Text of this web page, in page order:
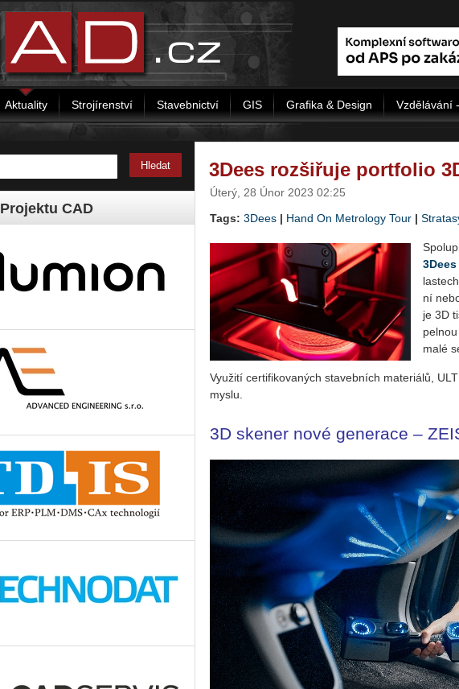
Aktuality Strojírenství Stavebnictví GIS Grafika & Design Vzdělávání
Projektu CAD
3Dees rozšiřuje portfolio
Úterý, 28 Únor 2023 02:25
Tags: 3Dees | Hand On Metrology Tour |
ní
je 3D
malé
Vy­u­ži­tí cer­ti­fi­ko­va­ných sta­veb­ních ma­te­ri­á­lů,
mys­lu.
3D ske­ner nové ge­ne­ra­ce –